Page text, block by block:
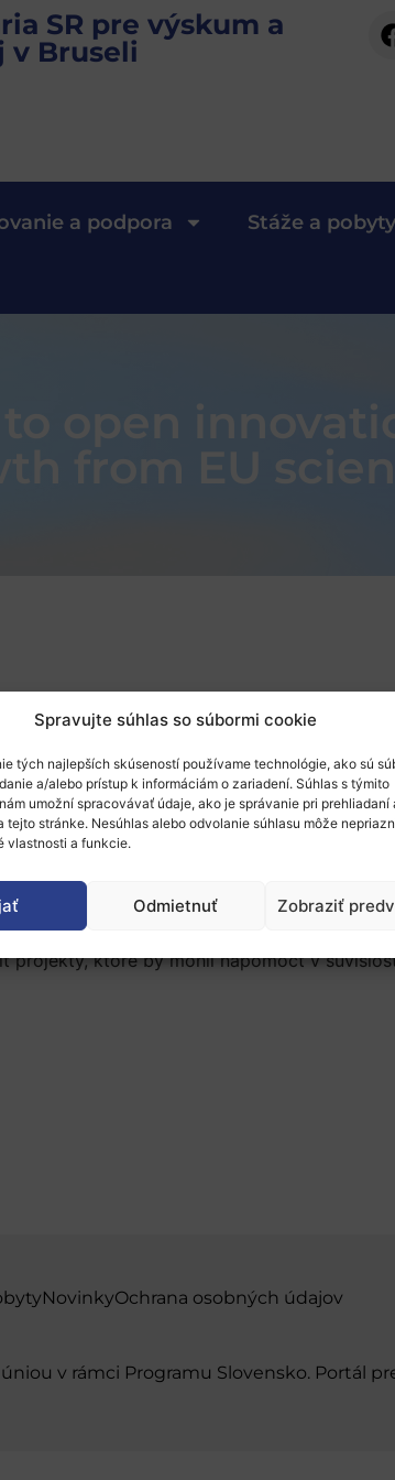
Spravujte súhlas so súbormi cookie
tých najlepších skúseností používame technológie, ako sú
a/alebo prístup k informáciám o zariadení. Súhlas s týmito
umožní spracovávať údaje, ako je správanie pri prehliadaní
tejto stránke. Nesúhlas alebo odvolanie súhlasu môže
vlastnosti a funkcie.
Odmietnuť Zobraziť
SR pre výskum a
v Bruseli
a podpora Stáže a pobyty
open
from EU
Podľa mnohých politikov,
sa bude konferencia venovať. Zameria sa
ktoré by mohli napomôcť v
NovinkyOchrana osobných údajov
v rámci Programu Slovensko. Portál